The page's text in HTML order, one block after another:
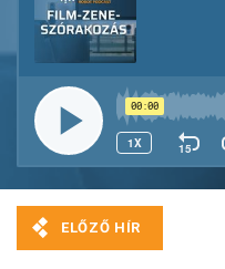
FILM-ZENE-
PLAYLIST
MI AZ A ROBOT